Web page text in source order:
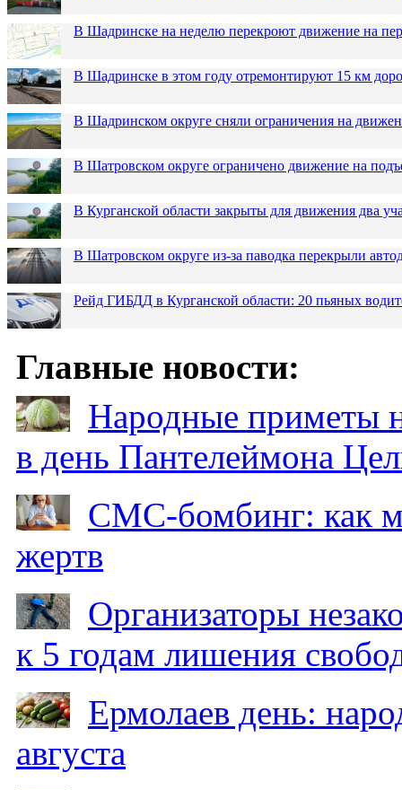
В Шадринске на неделю перекроют движение на
В Шадринске в этом году отремонтируют 15 км
В Шадринском округе сняли ограничения на
В Шатровском округе ограничено движение на
В Курганской области закрыты для движения два
В Шатровском округе из-за паводка перекрыли
Рейд ГИБДД в Курганской области: 20 пьяных
Главные новости:
Народные приметы
в день Пантелеймона
СМС-бомбинг: как
жертв
Организаторы
к 5 годам лишения
Ермолаев день:
августа